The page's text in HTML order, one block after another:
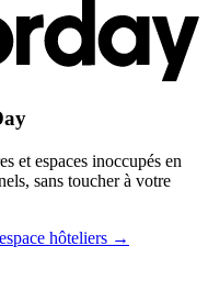
et espaces inoccupés en
sans toucher à votre
hôteliers →